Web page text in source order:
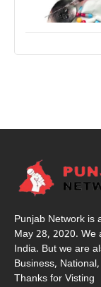
Punjab Network is
May 28, 2020. We
India. But we are
Business,
Thanks for Visting